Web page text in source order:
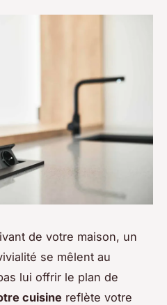
de votre maison, un
se mêlent au
lui offrir le plan de
cuisine reflète votre